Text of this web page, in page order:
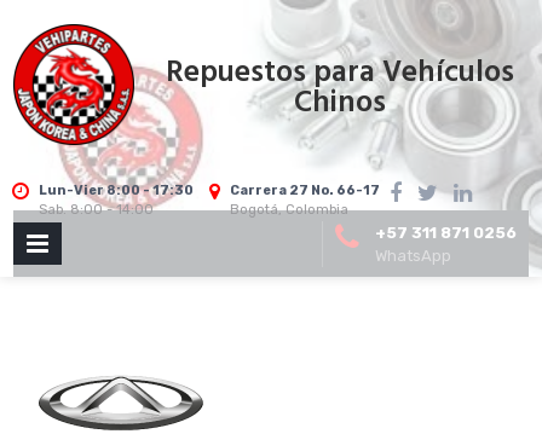
content
Repuestos para Vehículos
Chinos
Lun-Vier 8:00 - 17:30
Sab. 8:00 - 14:00
Carrera 27 No. 66-17
Bogotá, Colombia
+57 311 871 0256
WhatsApp